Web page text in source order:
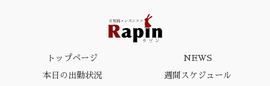
トップページ NEWS
本日の出勤状況 週間スケジュール